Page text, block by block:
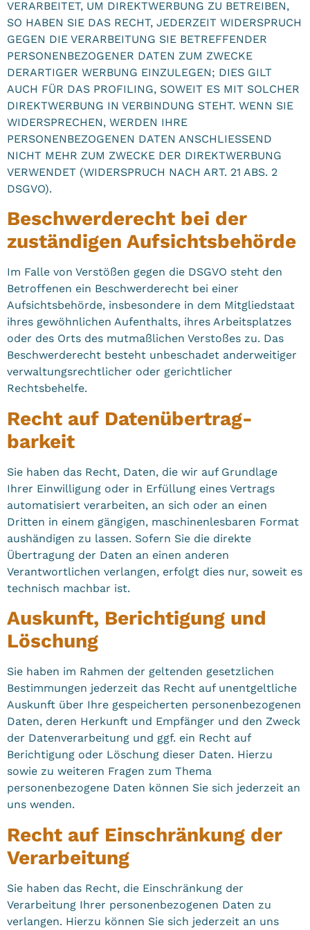
VERARBEITET, UM DIREKTWERBUNG ZU BETREIBEN,
SO HABEN SIE DAS RECHT, JEDERZEIT WIDERSPRUCH
GEGEN DIE VERARBEITUNG SIE BETREFFENDER
PERSONENBEZOGENER DATEN ZUM ZWECKE
DERARTIGER WERBUNG EINZULEGEN; DIES GILT
AUCH FÜR DAS PROFILING, SOWEIT ES MIT SOLCHER
DIREKTWERBUNG IN VERBINDUNG STEHT. WENN SIE
WIDERSPRECHEN, WERDEN IHRE
PERSONENBEZOGENEN DATEN ANSCHLIESSEND
NICHT MEHR ZUM ZWECKE DER DIREKTWERBUNG
VERWENDET (WIDERSPRUCH NACH ART. 21 ABS. 2
DSGVO).
Beschwerde­recht bei der
zuständigen Aufsichts­behörde
Im Falle von Verstößen gegen die DSGVO steht den
Betroffenen ein Beschwerderecht bei einer
Aufsichtsbehörde, insbesondere in dem Mitgliedstaat
ihres gewöhnlichen Aufenthalts, ihres Arbeitsplatzes
oder des Orts des mutmaßlichen Verstoßes zu. Das
Beschwerderecht besteht unbeschadet anderweitiger
verwaltungsrechtlicher oder gerichtlicher
Rechtsbehelfe.
Recht auf Daten­übertrag­
barkeit
Sie haben das Recht, Daten, die wir auf Grundlage
Ihrer Einwilligung oder in Erfüllung eines Vertrags
automatisiert verarbeiten, an sich oder an einen
Dritten in einem gängigen, maschinenlesbaren Format
aushändigen zu lassen. Sofern Sie die direkte
Übertragung der Daten an einen anderen
Verantwortlichen verlangen, erfolgt dies nur, soweit es
technisch machbar ist.
Auskunft, Berichtigung und
Löschung
Sie haben im Rahmen der geltenden gesetzlichen
Bestimmungen jederzeit das Recht auf unentgeltliche
Auskunft über Ihre gespeicherten personenbezogenen
Daten, deren Herkunft und Empfänger und den Zweck
der Datenverarbeitung und ggf. ein Recht auf
Berichtigung oder Löschung dieser Daten. Hierzu
sowie zu weiteren Fragen zum Thema
personenbezogene Daten können Sie sich jederzeit an
uns wenden.
Recht auf Einschränkung der
Verarbeitung
Sie haben das Recht, die Einschränkung der
Verarbeitung Ihrer personenbezogenen Daten zu
verlangen. Hierzu können Sie sich jederzeit an uns